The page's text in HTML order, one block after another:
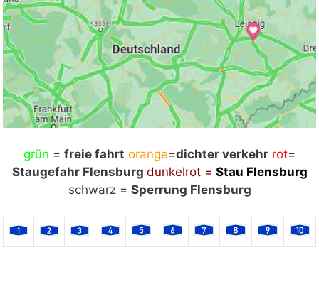
Mit Klick auf „Staukarte laden“ werden externe
Inhalte von Google nachgeladen. Mit dem Klick
auf "Staukarte laden" akzeptieren Sie unsere
ansehen
grün = freie fahrt orange=dichter verkehr rot=
Staugefahr Flensburg dunkelrot = Stau Flensburg
schwarz = Sperrung Flensburg